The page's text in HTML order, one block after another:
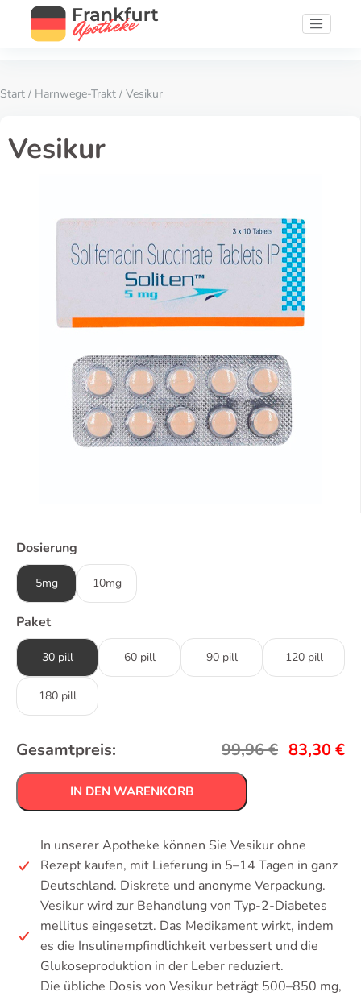
Start / Harnwege-Trakt / Vesikur
Vesikur
Dosierung
5mg 10mg
Paket
30 pill 60 pill 90 pill 120 pill
180 pill
Gesamtpreis: 99,96€ 83,30€
IN DEN WARENKORB
In unserer Apotheke können Sie Vesikur ohne
Rezept kaufen, mit Lieferung in 5–14 Tagen in ganz
Deutschland. Diskrete und anonyme Verpackung.
Vesikur wird zur Behandlung von Typ-2-Diabetes
mellitus eingesetzt. Das Medikament wirkt, indem
es die Insulinempfindlichkeit verbessert und die
Glukoseproduktion in der Leber reduziert.
Die übliche Dosis von Vesikur beträgt 500–850 mg,